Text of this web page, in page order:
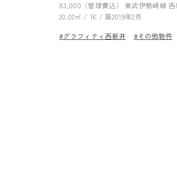
83,000（管理費込） 東武伊勢崎線
20.02㎡ / 1K / 築2019年2月
#グラフィティ西新井
#その他物件